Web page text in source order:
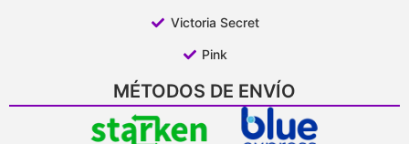
Victoria Secret
Pink
MÉTODOS DE ENVÍO